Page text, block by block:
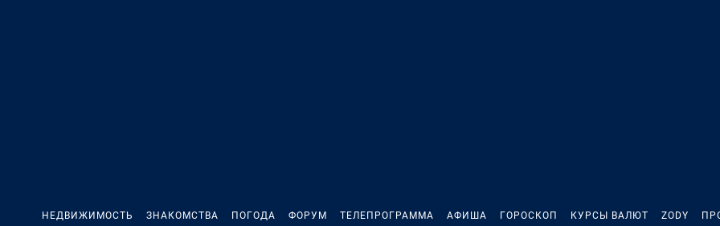
НЕДВИЖИМОСТЬ ЗНАКОМСТВА ПОГОДА ФОРУМ ТЕЛЕПРОГРАММА АФИША ГОРОСКОП КУРСЫ ВАЛЮТ ZODY